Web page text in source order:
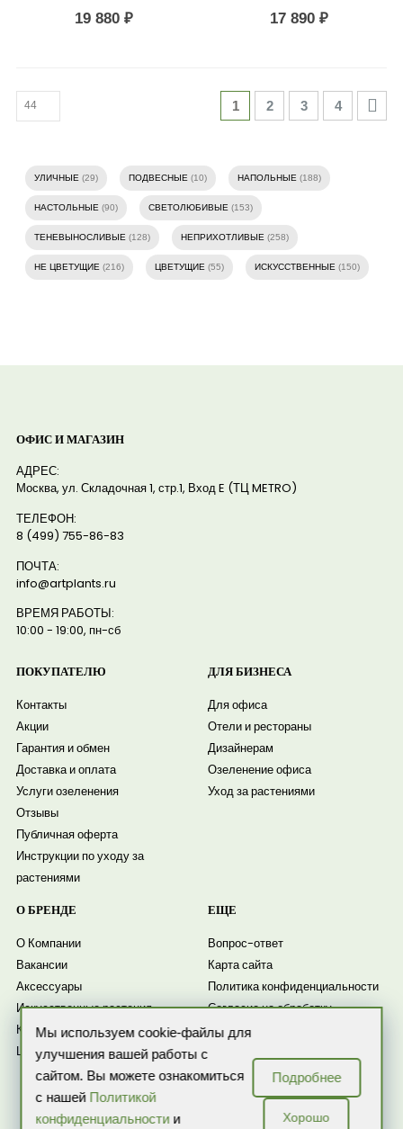
19 880₽ 17 890 ₽
1 2 3 4
УЛИЧНЫЕ (29) ПОДВЕСНЫЕ (10) НАПОЛЬНЫЕ (188)
НАСТОЛЬНЫЕ (90) СВЕТОЛЮБИВЫЕ (153)
ТЕНЕВЫНОСЛИВЫЕ (128) НЕПРИХОТЛИВЫЕ (258)
НЕ ЦВЕТУЩИЕ (216) ЦВЕТУЩИЕ (55) ИСКУССТВЕННЫЕ (150)
ОФИС И МАГАЗИН
АДРЕС:
Москва, ул. Складочная 1, стр.1, Вход E (ТЦ METRO)
ТЕЛЕФОН:
8 (499) 755-86-83
ПОЧТА:
info@artplants.ru
ВРЕМЯ РАБОТЫ:
10:00 - 19:00, пн-сб
ПОКУПАТЕЛЮ
Контакты
Акции
Гарантия и обмен
Доставка и оплата
Услуги озеленения
Отзывы
Публичная оферта
Инструкции по уходу за
растениями
ДЛЯ БИЗНЕСА
Для офиса
Отели и рестораны
Дизайнерам
Озеленение офиса
Уход за растениями
О БРЕНДЕ
О Компании
Вакансии
Аксессуары
Искусственные растения
Комнатные растения
Цветочные композиции
ЕЩЕ
Вопрос-ответ
Карта сайта
Политика конфиденциальности
Согласие на обработку
персональных данных
рассылки
Новости
Мы используем cookie-файлы для
улучшения вашей работы с
сайтом. Вы можете ознакомиться
с нашей Политикой
конфиденциальностии
Подробнее
Хорошо